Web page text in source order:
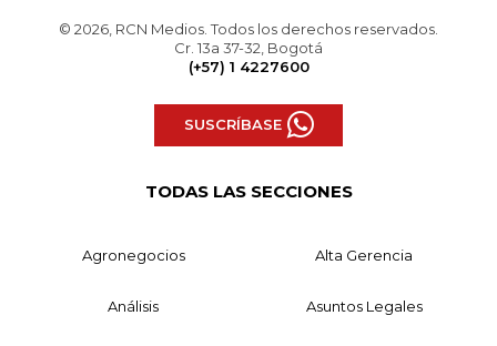
© 2026, RCN Medios. Todos los derechos reservados.
Cr. 13a 37-32, Bogotá
(+57) 1 4227600
SUSCRÍBASE
TODAS LAS SECCIONES
Agronegocios Alta Gerencia
Análisis Asuntos Legales